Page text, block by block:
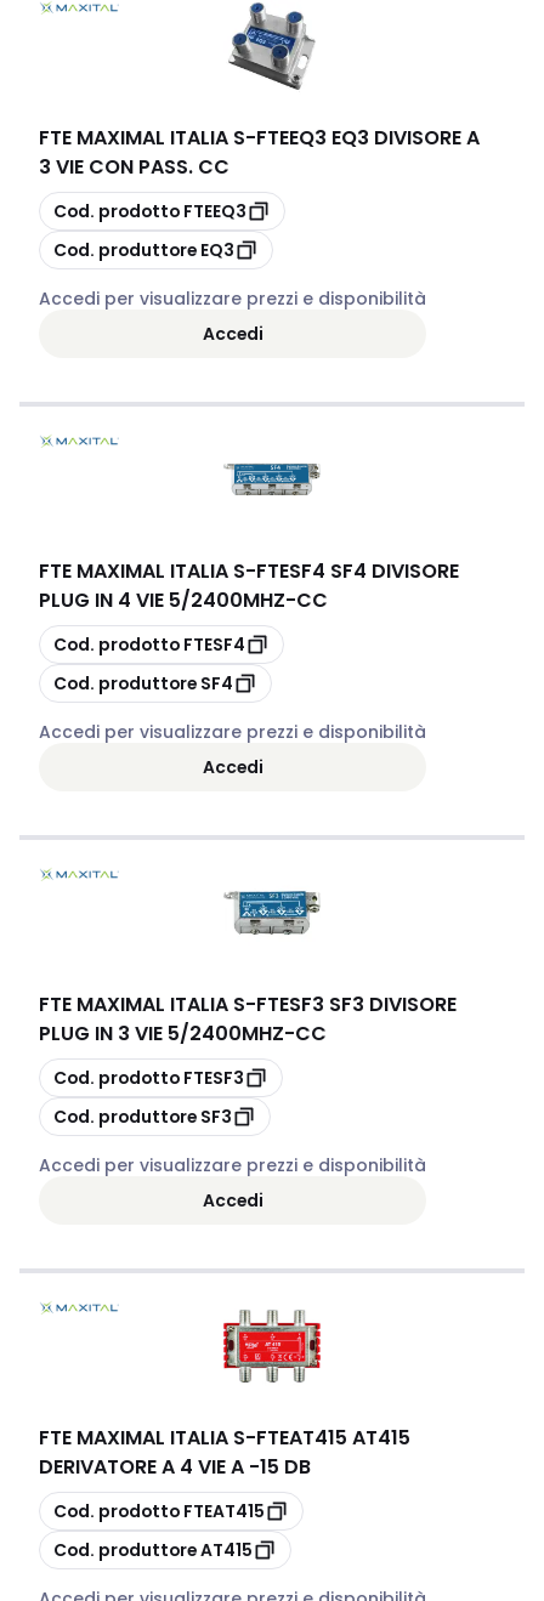
FTE MAXIMAL ITALIA S-FTEEQ3 EQ3 DIVISORE A
3 VIE CON PASS. CC
copia
Cod. prodotto FTEEQ3
copia
Cod. produttore EQ3
Accedi per visualizzare prezzi e disponibilità
Accedi
FTE MAXIMAL ITALIA S-FTESF4 SF4 DIVISORE
PLUG IN 4 VIE 5/2400MHZ-CC
copia
Cod. prodotto FTESF4
copia
Cod. produttore SF4
Accedi per visualizzare prezzi e disponibilità
Accedi
FTE MAXIMAL ITALIA S-FTESF3 SF3 DIVISORE
PLUG IN 3 VIE 5/2400MHZ-CC
copia
Cod. prodotto FTESF3
copia
Cod. produttore SF3
Accedi per visualizzare prezzi e disponibilità
Accedi
FTE MAXIMAL ITALIA S-FTEAT415 AT415
DERIVATORE A 4 VIE A -15 DB
copia
Cod. prodotto FTEAT415
copia
Cod. produttoreAT415